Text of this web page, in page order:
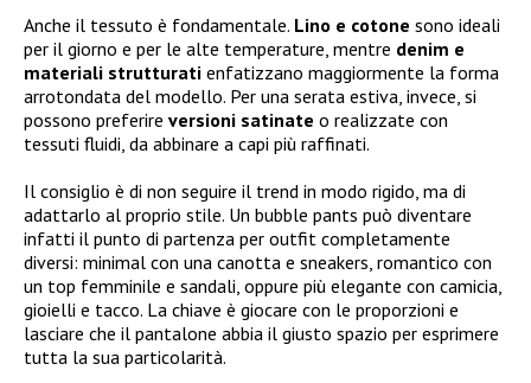
Anche il tessuto è fondamentale. Lino e cotone sono ideali
per il giorno e per le alte temperature, mentre denim e
materiali strutturati enfatizzano maggiormente la forma
arrotondata del modello. Per una serata estiva, invece, si
possono preferire versioni satinate o realizzate con
tessuti fluidi, da abbinare a capi più raffinati.
Il consiglio è di non seguire il trend in modo rigido, ma di
adattarlo al proprio stile. Un bubble pants può diventare
infatti il punto di partenza per outfit completamente
diversi: minimal con una canotta e sneakers, romantico con
un top femminile e sandali, oppure più elegante con camicia,
gioielli e tacco. La chiave è giocare con le proporzioni e
lasciare che il pantalone abbia il giusto spazio per esprimere
tutta la sua particolarità.